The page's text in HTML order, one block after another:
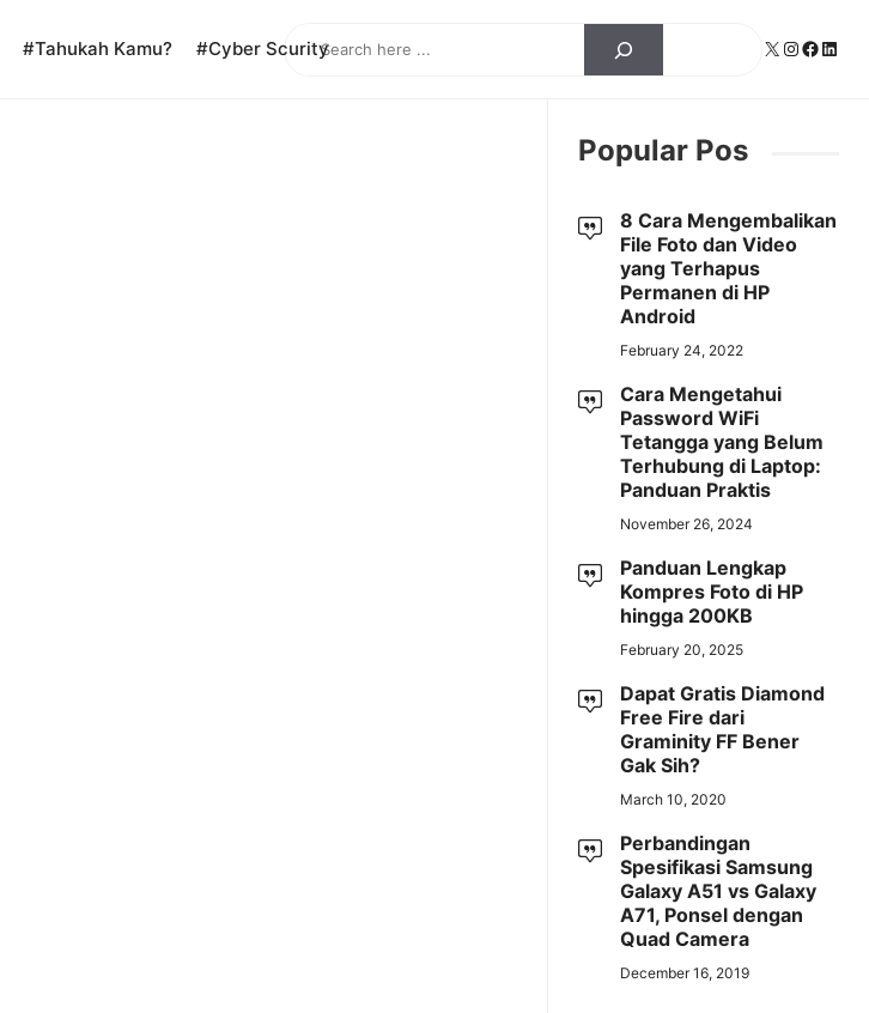
Search X Instagram
#Tahukah Kamu? #Cyber Scurity
Popular Pos
8 Cara Mengembalikan
File Foto dan Video
yang Terhapus
Permanen di HP
Android
February 24, 2022
Cara Mengetahui
Password WiFi
Tetangga yang Belum
Terhubung di Laptop:
Panduan Praktis
November 26, 2024
Panduan Lengkap
Kompres Foto di HP
hingga 200KB
February 20, 2025
Dapat Gratis Diamond
Free Fire dari
Graminity FF Bener
Gak Sih?
March 10, 2020
Perbandingan
Spesifikasi Samsung
Galaxy A51 vs Galaxy
A71, Ponsel dengan
Quad Camera
December 16, 2019